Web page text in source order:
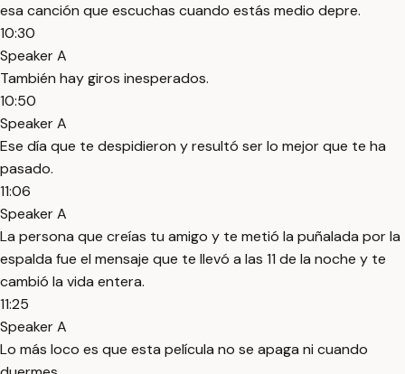
esa canción que escuchas cuando estás medio depre.
10:30
Speaker A
También hay giros inesperados.
10:50
Speaker A
Ese día que te despidieron y resultó ser lo mejor que te ha
pasado.
11:06
Speaker A
La persona que creías tu amigo y te metió la puñalada por la
espalda fue el mensaje que te llevó a las 11 de la noche y te
cambió la vida entera.
11:25
Speaker A
Lo más loco es que esta película no se apaga ni cuando